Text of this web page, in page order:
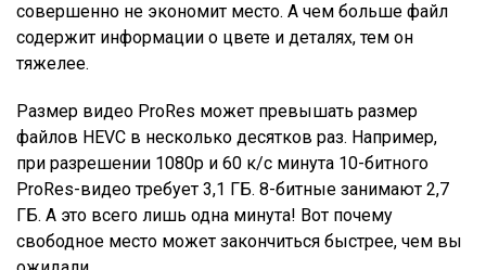
совершенно не экономит место. А чем больше файл
содержит информации о цвете и деталях, тем он
тяжелее.
Размер видео ProRes может превышать размер
файлов HEVC в несколько десятков раз. Например,
при разрешении 1080p и 60 к/с минута 10-битного
ProRes-видео требует 3,1 ГБ. 8-битные занимают 2,7
ГБ. А это всего лишь одна минута! Вот почему
свободное место может закончиться быстрее, чем вы